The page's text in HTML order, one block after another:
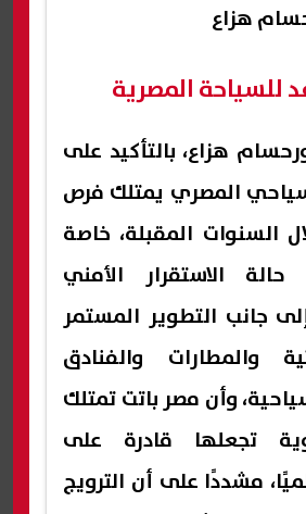
هزاع
للسياحة المصرية
هزاع، بالتأكيد على
المصري يمتلك فرص
السنوات المقبلة، خاصة
الاستقرار الأمني
جانب التطوير المستمر
والمطارات والفنادق
وأن مصر باتت تمتلك
تجعلها قادرة على
مشددًا على أن الترويج